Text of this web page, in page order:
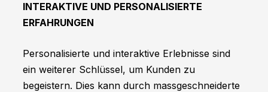
INTERAKTIVE UND PERSONALISIERTE
ERFAHRUNGEN
Personalisierte und interaktive Erlebnisse sind
ein weiterer Schlüssel, um Kunden zu
begeistern. Dies kann durch massgeschneiderte